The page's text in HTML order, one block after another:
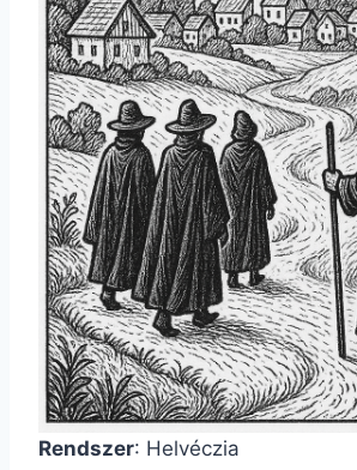
Rendszer: Helvéczia